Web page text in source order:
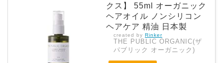
クス】 55ml オーガニック
ヘアオイル ノンシリコン
ヘアケア 精油 日本製
created by Rinker
THE PUBLIC ORGANIC(ザ
パブリック オーガニック)